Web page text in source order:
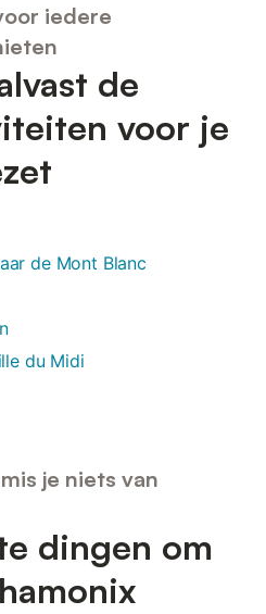
iedere
de
voor je
de Mont Blanc
du Midi
je niets van
dingen om